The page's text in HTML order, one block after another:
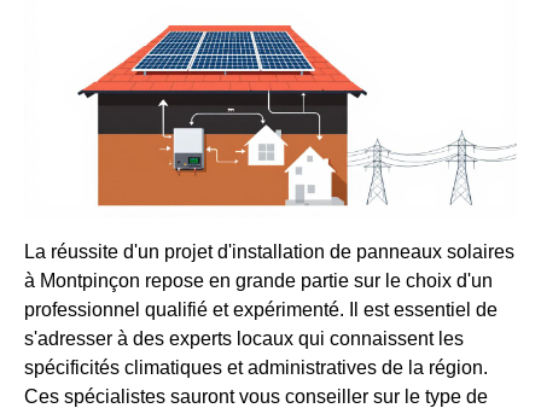
La réussite d'un projet d'installation de panneaux solaires
à Montpinçon repose en grande partie sur le choix d'un
professionnel qualifié et expérimenté. Il est essentiel de
s'adresser à des experts locaux qui connaissent les
spécificités climatiques et administratives de la région.
Ces spécialistes sauront vous conseiller sur le type de